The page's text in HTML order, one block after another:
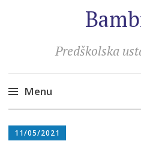
Predškolska
Menu
to
11/05/2021